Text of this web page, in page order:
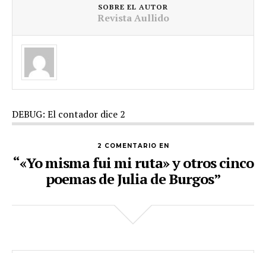
SOBRE EL AUTOR
Revista Aullido
DEBUG: El contador dice 2
2 COMENTARIO EN
“«Yo misma fui mi ruta» y otros cinco
poemas de Julia de Burgos”